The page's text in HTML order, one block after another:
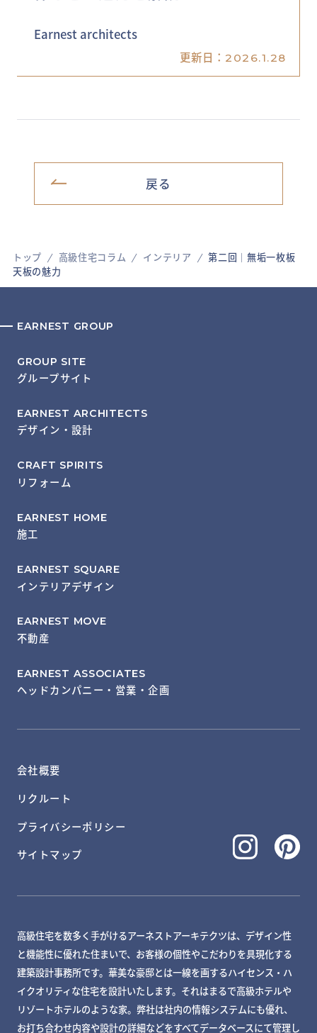
トップ 高級住宅コラム インテリア
第二回│無垢一枚板
天板の魅力
Earnest architects
更新日： 2026.1.28
戻る
EARNEST GROUP
GROUP SITE
グループサイト
EARNEST ARCHITECTS
デザイン・設計
CRAFT SPIRITS
リフォーム
EARNEST HOME
施工
EARNEST SQUARE
インテリアデザイン
EARNEST MOVE
不動産
EARNEST ASSOCIATES
ヘッドカンパニー・営業・企画
会社概要
リクルート
プライバシーポリシー
サイトマップ
高級住宅を数多く手がけるアーネストアーキテクツは、デザイン性
と機能性に優れた住まいで、お客様の個性やこだわりを具現化する
建築設計事務所です。華美な豪邸とは一線を画するハイセンス・ハ
イクオリティな住宅を設計いたします。それはまるで高級ホテルや
リゾートホテルのような家。弊社は社内の情報システムにも優れ、
お打ち合わせ内容や設計の詳細などをすべてデータベースにて管理し